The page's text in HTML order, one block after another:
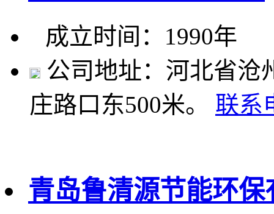
成立时间：1990年
公司地址：河北省沧
庄路口东500米。
联系
青岛鲁清源节能环保